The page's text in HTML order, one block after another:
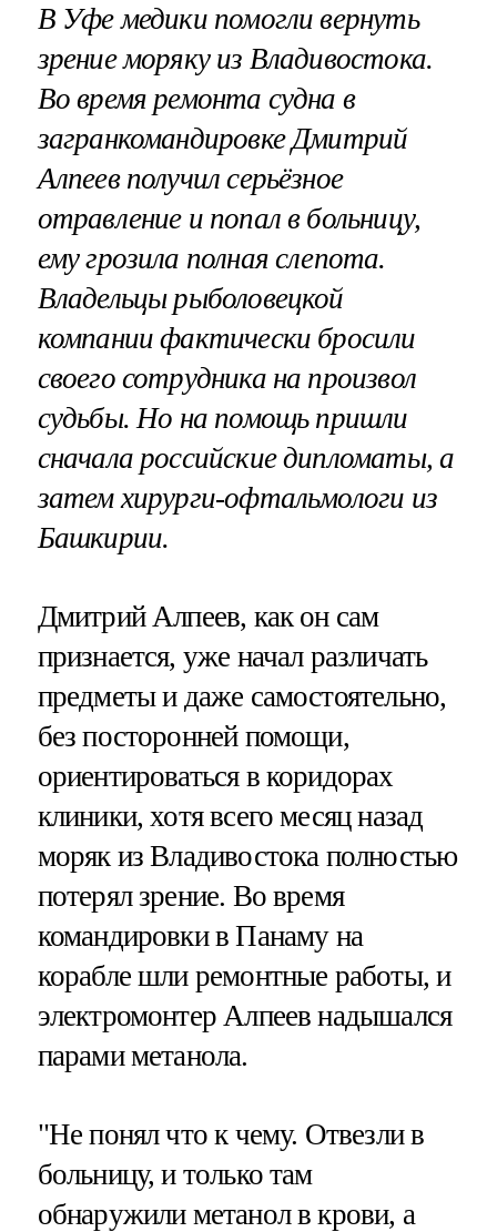
В Уфе медики помогли вернуть
зрение моряку из Владивостока.
Во время ремонта судна в
загранкомандировке Дмитрий
Алпеев получил серьёзное
отравление и попал в больницу,
ему грозила полная слепота.
Владельцы рыболовецкой
компании фактически бросили
своего сотрудника на произвол
судьбы. Но на помощь пришли
сначала российские дипломаты, а
затем хирурги-офтальмологи из
Башкирии.
Дмитрий Алпеев, как он сам
признается, уже начал различать
предметы и даже самостоятельно,
без посторонней помощи,
ориентироваться в коридорах
клиники, хотя всего месяц назад
моряк из Владивостока полностью
потерял зрение. Во время
командировки в Панаму на
корабле шли ремонтные работы, и
электромонтер Алпеев надышался
парами метанола.
"Не понял что к чему. Отвезли в
больницу, и только там
обнаружили метанол в крови, а